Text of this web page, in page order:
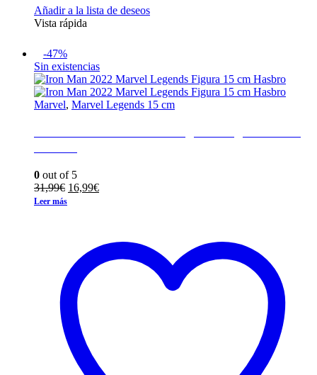
Añadir a la lista de deseos
Vista rápida
-47%
Sin existencias
Marvel, Marvel Legends 15 cm
0 out of 5
31,99€ El
16,99€El
Leer más